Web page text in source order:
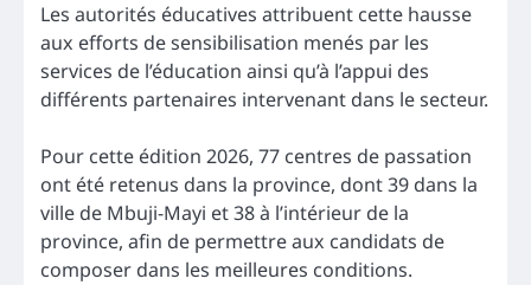
Les autorités éducatives attribuent cette hausse
aux efforts de sensibilisation menés par les
services de l’éducation ainsi qu’à l’appui des
différents partenaires intervenant dans le secteur.
Pour cette édition 2026, 77 centres de passation
ont été retenus dans la province, dont 39 dans la
ville de Mbuji-Mayi et 38 à l’intérieur de la
province, afin de permettre aux candidats de
composer dans les meilleures conditions.